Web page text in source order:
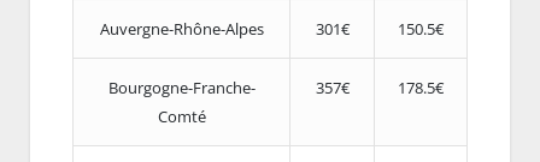
Auvergne-Rhône-Alpes 301€ 150.5€
Bourgogne-Franche-
Comté
357€ 178.5€